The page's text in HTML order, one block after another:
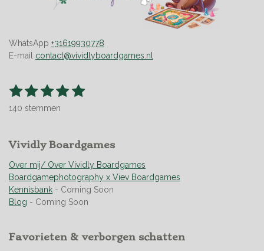
WhatsApp +31619930778
E-mail contact@vividlyboardgames.nl
R
n
g
:
4
.
9
t
1
s
r
2
s
r
r
e
n
3
s
r
r
e
n
4
s
r
r
e
n
5
r
r
e
n
S
n
140 stemmen
Vividly Boardgames
Over mij/ Over Vividly Boardgames
Boardgamephotography x Viev Boardgames
Kennisbank - Coming Soon
Blog - Coming Soon
Favorieten & verborgen schatten